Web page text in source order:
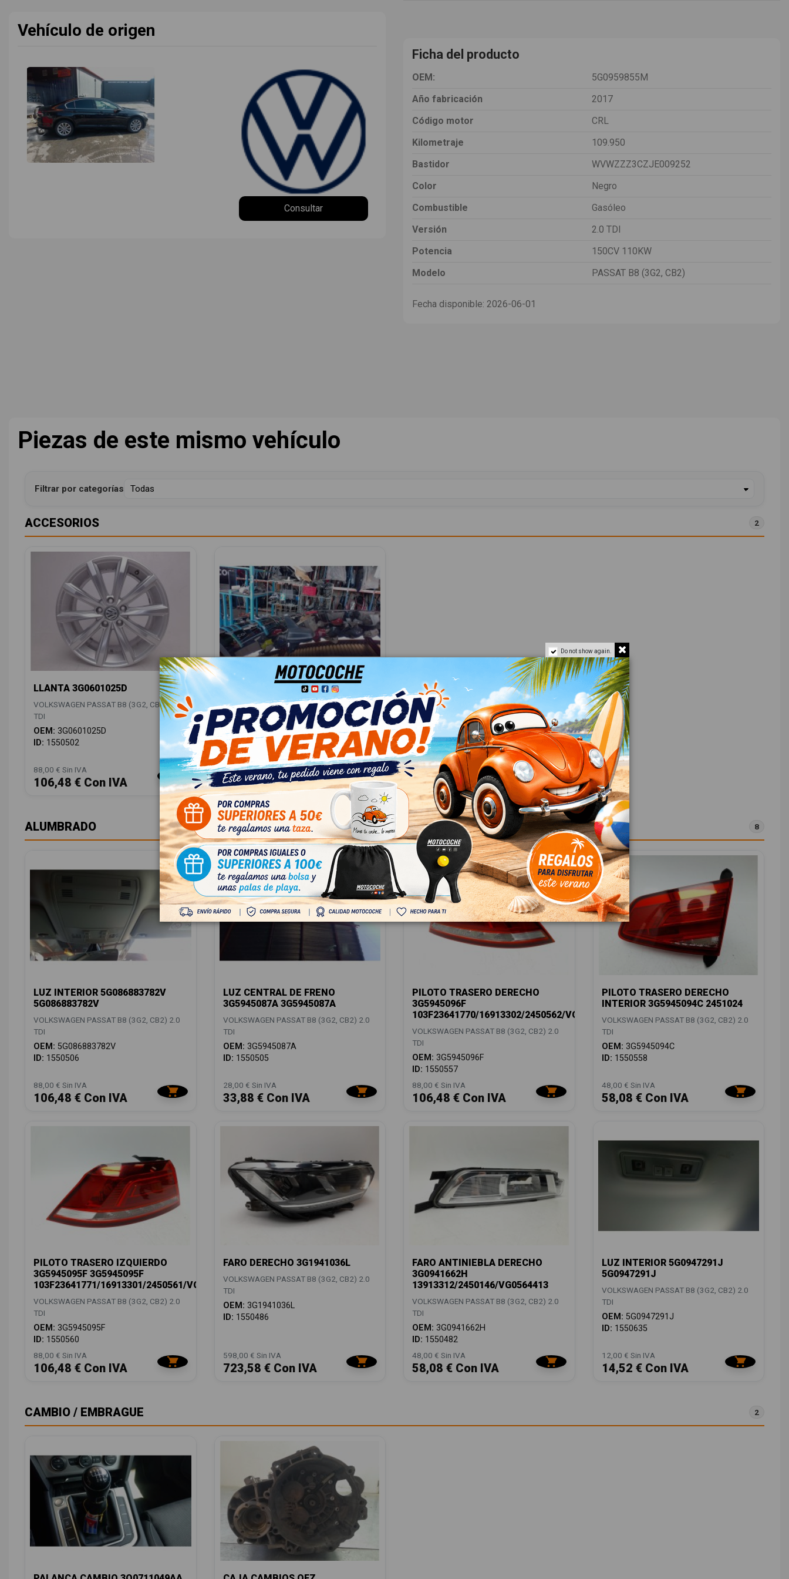
Vehículo de origen
Consultar
Ficha del producto
OEM:
5G0959855M
Año fabricación
2017
Código motor
CRL
Kilometraje
109.950
Bastidor
WVWZZZ3CZJE009252
Color
Negro
Combustible
Gasóleo
Versión
2.0 TDI
Potencia
150CV 110KW
Modelo
PASSAT B8 (3G2, CB2)
Fecha disponible: 2026-06-01
Piezas de este mismo vehículo
Filtrar por categorías
ACCESORIOS 2
LLANTA 3G0601025D
VOLKSWAGEN PASSAT B8 (3G2, CB2) 2.0
TDI
OEM: 3G0601025D
ID: 1550502
88,00 € Sin IVA
106,48 € Con IVA
ANTENA 5Q0035507N
5Q0035507N
VOLKSWAGEN PASSAT B8 (3G2, CB2) 2.0
TDI
OEM:5Q0035507N
ID: 1550404
28,00 € Sin IVA
33,88 € Con IVA
ALUMBRADO 8
LUZ INTERIOR 5G086883782V
5G086883782V
VOLKSWAGEN PASSAT B8 (3G2, CB2) 2.0
TDI
OEM: 5G086883782V
ID: 1550506
88,00 € Sin IVA
106,48 € Con IVA
LUZ CENTRAL DE FRENO
3G5945087A 3G5945087A
VOLKSWAGEN PASSAT B8 (3G2, CB2) 2.0
TDI
OEM: 3G5945087A
ID: 1550505
28,00 € Sin IVA
33,88 € Con IVA
PILOTO TRASERO DERECHO
3G5945096F
103F23641770/16913302/2450562/VG0564073
VOLKSWAGEN PASSAT B8 (3G2, CB2) 2.0
TDI
OEM: 3G5945096F
ID: 1550557
88,00 € Sin IVA
106,48 € Con IVA
PILOTO TRASERO DERECHO
INTERIOR 3G5945094C 2451024
VOLKSWAGEN PASSAT B8 (3G2, CB2) 2.0
TDI
OEM: 3G5945094C
ID: 1550558
48,00 € Sin IVA
58,08 € Con IVA
PILOTO TRASERO IZQUIERDO
3G5945095F 3G5945095F
103F23641771/16913301/2450561/VG0564074
VOLKSWAGEN PASSAT B8 (3G2, CB2) 2.0
TDI
OEM: 3G5945095F
ID: 1550560
88,00 € Sin IVA
106,48 € Con IVA
FARO DERECHO 3G1941036L
VOLKSWAGEN PASSAT B8 (3G2, CB2) 2.0
TDI
OEM: 3G1941036L
ID: 1550486
598,00 € Sin IVA
723,58 € Con IVA
FARO ANTINIEBLA DERECHO
3G0941662H
13913312/2450146/VG0564413
VOLKSWAGEN PASSAT B8 (3G2, CB2) 2.0
TDI
OEM: 3G0941662H
ID: 1550482
48,00 € Sin IVA
58,08 € Con IVA
LUZ INTERIOR 5G0947291J
5G0947291J
VOLKSWAGEN PASSAT B8 (3G2, CB2) 2.0
TDI
OEM: 5G0947291J
ID: 1550635
12,00 € Sin IVA
14,52 € Con IVA
CAMBIO / EMBRAGUE 2
Do not show again.